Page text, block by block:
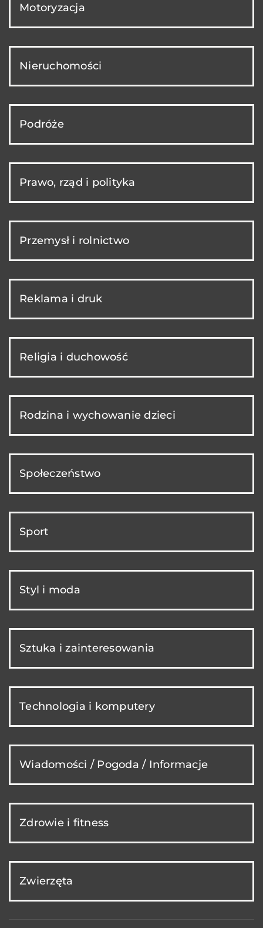
Motoryzacja
Nieruchomości
Podróże
Prawo, rząd i polityka
Przemysł i rolnictwo
Reklama i druk
Religia i duchowość
Rodzina i wychowanie dzieci
Społeczeństwo
Sport
Styl i moda
Sztuka i zainteresowania
Technologia i komputery
Wiadomości / Pogoda / Informacje
Zdrowie i fitness
Zwierzęta